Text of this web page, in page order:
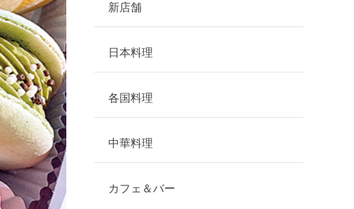
新店舗
日本料理
各国料理
中華料理
カフェ＆バー